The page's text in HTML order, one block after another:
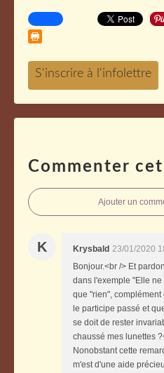
Commenter
Ajouter un
K Krysbald 23/01/2020
Bonjour.<br /> Et
dans l'exemple "Elle
que "rien",
le participe passé et
se doit de rester
chaussé mes lunettes
Nonobstant cette
m'est d'une aide